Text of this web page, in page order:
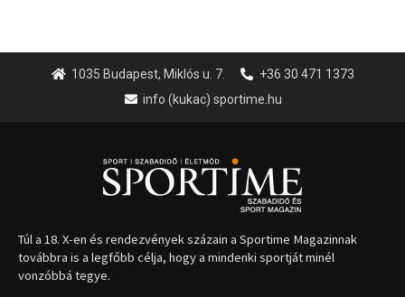
1035 Budapest, Miklós u. 7.
+36 30 471 1373
info (kukac) sportime.hu
Túl a 18. X-en és rendezvények százain a Sportime Magazinnak
továbbra is a legfőbb célja, hogy a mindenki sportját minél
vonzóbbá tegye.